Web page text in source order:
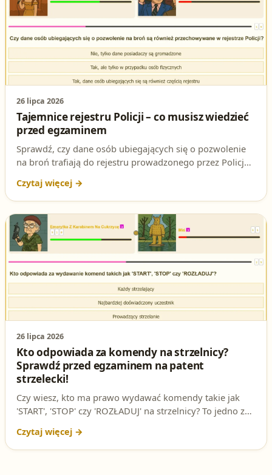
26 lipca 2026
Tajemnice rejestru Policji – co musisz wiedzieć
przed egzaminem
Sprawdź, czy dane osób ubiegających się o pozwolenie
na broń trafiają do rejestru prowadzonego przez Policję i
regularnie pojawia się na egzaminie na patent strzelecki.
26 lipca 2026
Kto odpowiada za komendy na strzelnicy?
Sprawdź przed egzaminem na patent
strzelecki!
Czy wiesz, kto ma prawo wydawać komendy takie jak
'START', 'STOP' czy 'ROZŁADUJ' na strzelnicy? To jedno z
Sprawdź, czy znasz odpowiedź i przygotuj się do testów
online!